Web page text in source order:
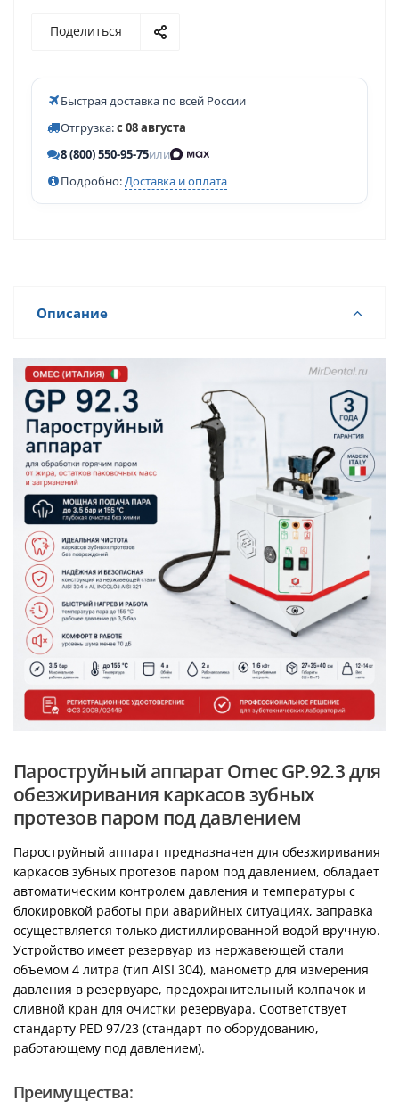
Поделиться
Быстрая доставка по всей России
Отгрузка:с 08 августа
8 (800) 550-95-75или
Подробно:Доставка и оплата
Описание
Пароструйный аппарат Omec GP.92.3 для
обезжиривания каркасов зубных
протезов паром под давлением
Пароструйный аппарат предназначен для обезжиривания
каркасов зубных протезов паром под давлением, обладает
автоматическим контролем давления и температуры с
блокировкой работы при аварийных ситуациях, заправка
осуществляется только дистиллированной водой вручную.
Устройство имеет резервуар из нержавеющей стали
объемом 4 литра (тип AISI 304), манометр для измерения
давления в резервуаре, предохранительный колпачок и
сливной кран для очистки резервуара. Cоответствует
стандарту PED 97/23 (стандарт по оборудованию,
работающему под давлением).
Преимущества: